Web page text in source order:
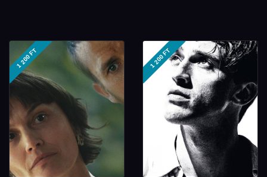
1 200 FT 1 200 FT